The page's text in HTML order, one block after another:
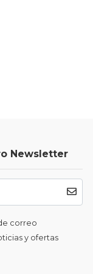
Newsletter
correo
y ofertas